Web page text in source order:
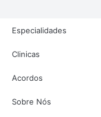
Especialidades
Clinicas
Acordos
Sobre Nós